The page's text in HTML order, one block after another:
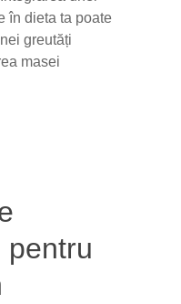
în dieta ta poate
greutăți
masei
pentru